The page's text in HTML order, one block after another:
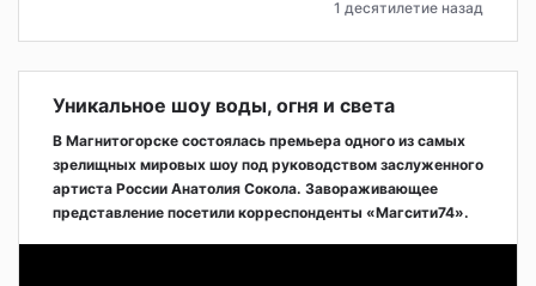
1 десятилетие назад
Уникальное шоу воды, огня и света
В Магнитогорске состоялась премьера одного из самых
зрелищных мировых шоу под руководством заслуженного
артиста России Анатолия Сокола. Завораживающее
представление посетили корреспонденты «Магсити74».